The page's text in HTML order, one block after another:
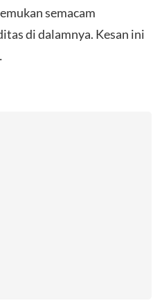
semacam
di dalamnya. Kesan ini